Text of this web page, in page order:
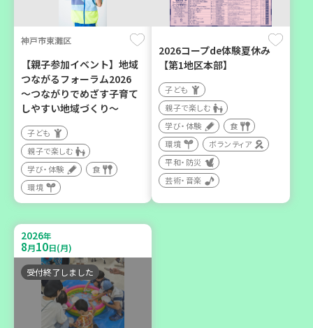
西宮市
野菜を食べよう！ベジ活キ
ャンペーン【第２地区】
親子で楽しむ
学び・体験
西牟婁郡上富田町岩田
「フードプラン上富田みか
ん」バスで行く 産地見学＆
生産者交流会
学び・体験 食
2026年
豊岡市
神戸市東灘区
【親子参加イベント】地域
つながるフォーラム2026
～つながりでめざす子育て
しやすい地域づくり～
子ども
親子で楽しむ
学び・体験
食
環境
2026コープde体験夏休み
【第1地区本部】
子ども
親子で楽しむ
学び・体験
食
環境
ボランティア
平和・防災
芸術・音楽
2026年
8月10日(月)
受付終了しました